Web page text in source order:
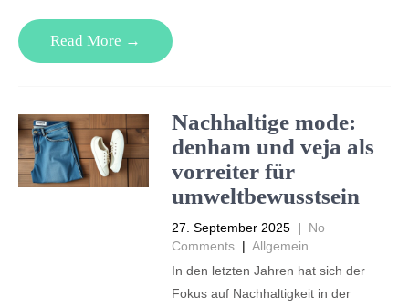
Read More →
Nachhaltige mode:
denham und veja als
vorreiter für
umweltbewusstsein
27. September 2025 | No
Comments | Allgemein
In den letzten Jahren hat sich der
Fokus auf Nachhaltigkeit in der